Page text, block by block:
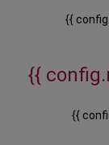
{{
{{
{{